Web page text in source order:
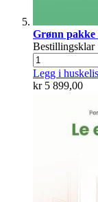
Grønn pakke
Bestillingsklar
Legg i
kr 5 899,00